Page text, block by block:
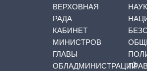
ВЕРХОВНАЯ
РАДА
КАБИНЕТ
МИНИСТРОВ
ГЛАВЫ
ОБЛАДМИНИСТРАЦИЙ